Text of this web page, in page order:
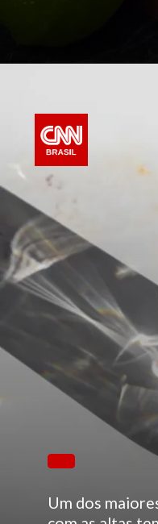
Um dos